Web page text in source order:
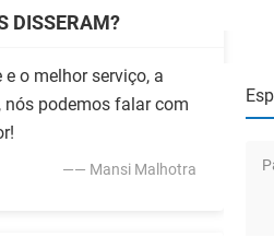
DISSERAM?
o melhor serviço, a
nós podemos falar com
—— Mansi Malhotra